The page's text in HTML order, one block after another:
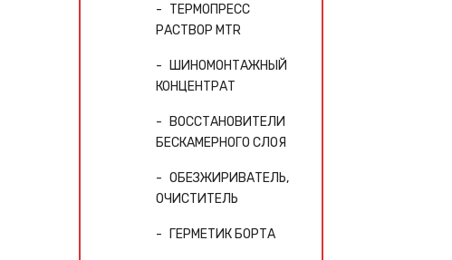
ТЕРМОПРЕСС
РАСТВОР MTR
ШИНОМОНТАЖНЫЙ
КОНЦЕНТРАТ
ВОССТАНОВИТЕЛИ
БЕСКАМЕРНОГО СЛОЯ
ОБЕЗЖИРИВАТЕЛЬ,
ОЧИСТИТЕЛЬ
ГЕРМЕТИК БОРТА